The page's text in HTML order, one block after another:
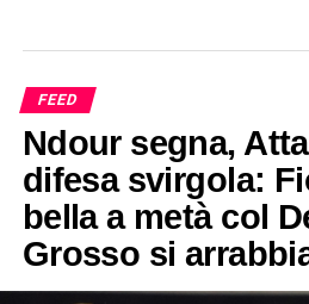
FEED
Ndour segna,
difesa svirgola:
bella a metà col
Grosso si